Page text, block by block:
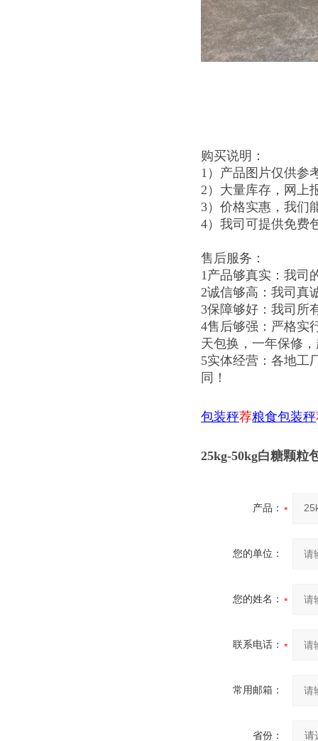
购买说明：
1）产品图片仅供参
2）大量库存，网上
3）价格实惠，我们
4）我司可提供免费
售后服务：
1产品够真实：我司
2诚信够高：我司真
3保障够好：我司所
4售后够强：严格实
天包换，一年保修
5实体经营：各地工
同！
包装秤荐粮食包装秤
25kg-50kg白糖颗粒
产品：
您的单位：
您的姓名：
联系电话：
常用邮箱：
省份：